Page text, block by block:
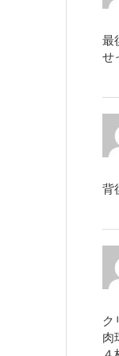
最
せ
背
ク
肉